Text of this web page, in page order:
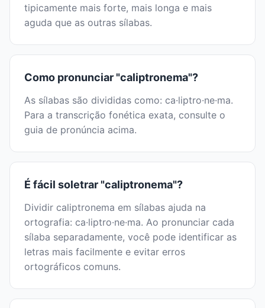
tipicamente mais forte, mais longa e mais
aguda que as outras sílabas.
Como pronunciar "caliptronema"?
As sílabas são divididas como: ca·liptro·ne·ma.
Para a transcrição fonética exata, consulte o
guia de pronúncia acima.
É fácil soletrar "caliptronema"?
Dividir caliptronema em sílabas ajuda na
ortografia: ca·liptro·ne·ma. Ao pronunciar cada
sílaba separadamente, você pode identificar as
letras mais facilmente e evitar erros
ortográficos comuns.